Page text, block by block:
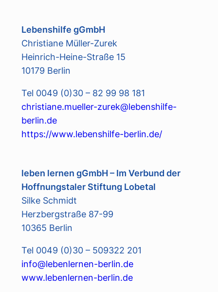
Lebenshilfe gGmbH
Christiane Müller-Zurek
Heinrich-Heine-Straße 15
10179 Berlin
Tel 0049 (0)30 – 82 99 98 181
christiane.mueller-zurek@lebenshilfe-
berlin.de
https://www.lebenshilfe-berlin.de/
leben lernen gGmbH – Im Verbund der
Hoffnungstaler Stiftung Lobetal
Silke Schmidt
Herzbergstraße 87-99
10365 Berlin
Tel 0049 (0)30 – 509322 201
info@lebenlernen-berlin.de
www.lebenlernen-berlin.de